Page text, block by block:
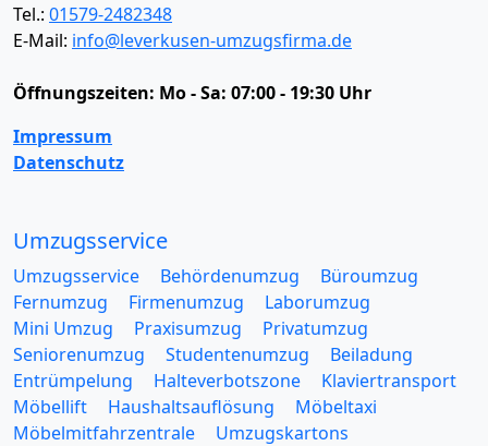
Tel.: 01579-2482348
E-Mail: info@leverkusen-umzugsfirma.de
Öffnungszeiten: Mo - Sa: 07:00 - 19:30 Uhr
Impressum
Datenschutz
Umzugsservice
Umzugsservice Behördenumzug
Büroumzug
Fernumzug
Firmenumzug
Laborumzug
Mini Umzug
Praxisumzug
Privatumzug
Seniorenumzug
Studentenumzug
Beiladung
Entrümpelung
Halteverbotszone
Klaviertransport
Möbellift
Haushaltsauflösung
Möbeltaxi
Möbelmitfahrzentrale
Umzugskartons